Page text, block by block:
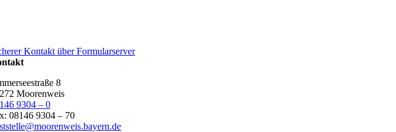
Kontakt über Formularserver
8
Moorenweis
9304 – 0
08146 9304 – 70